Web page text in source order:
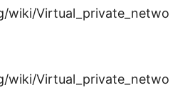
wiki/Virtual_private_netwo
wiki/Virtual_private_netwo